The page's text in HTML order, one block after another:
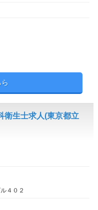
衛生士求人(東京都立
４０２